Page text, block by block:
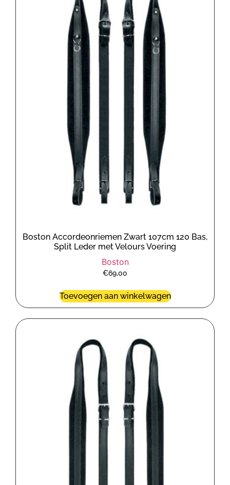
Boston Accordeonriemen Zwart 107cm 120 Bas,
Split Leder met Velours Voering
Boston
€69,00
Toevoegen aan winkelwagen